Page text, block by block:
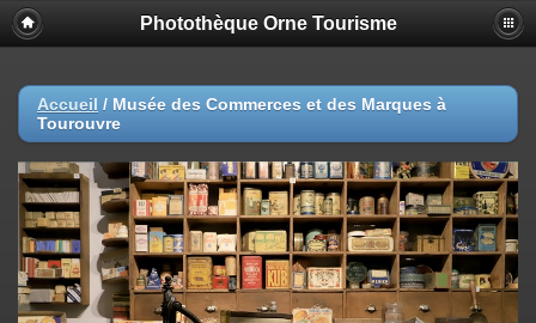
Photothèque Orne Tourisme
Accueil / Musée des Commerces et des Marques à
Tourouvre